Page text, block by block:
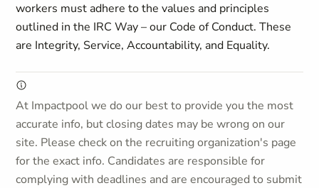
workers must adhere to the values and principles
outlined in the IRC Way – our Code of Conduct. These
are Integrity, Service, Accountability, and Equality.
At Impactpool we do our best to provide you the most
accurate info, but closing dates may be wrong on our
site. Please check on the recruiting organization's page
for the exact info. Candidates are responsible for
complying with deadlines and are encouraged to submit